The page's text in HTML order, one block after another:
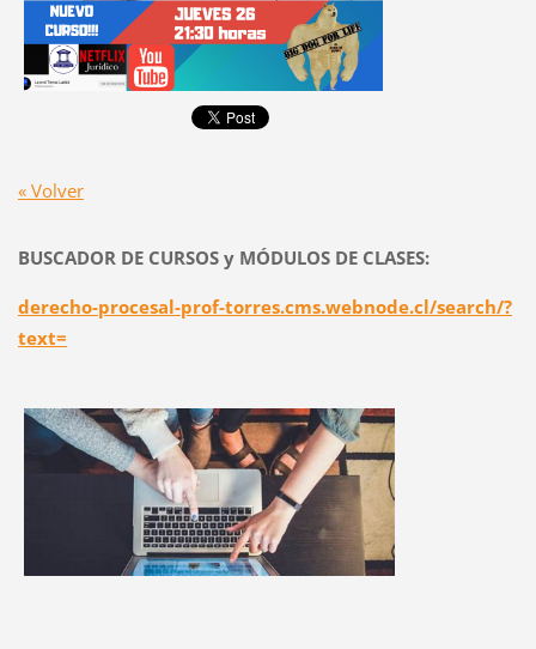
« Volver
BUSCADOR DE CURSOS y MÓDULOS DE CLASES:
derecho-procesal-prof-torres.cms.webnode.cl/search/?
text=